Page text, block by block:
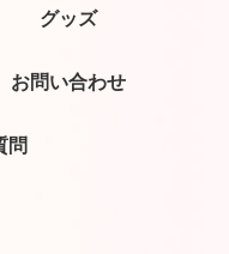
グッズ
お問い合わせ
問